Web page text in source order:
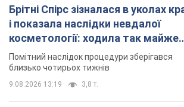
Брітні Спірс зізналася в уколах
і показала наслідки невдалої
косметології: ходила так майже
місяць
Помітний наслідок процедури зберігався
близько чотирьох тижнів
9.08.2026 13:19 3,8 т.